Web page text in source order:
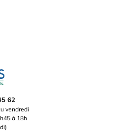
62
vendredi
à 18h